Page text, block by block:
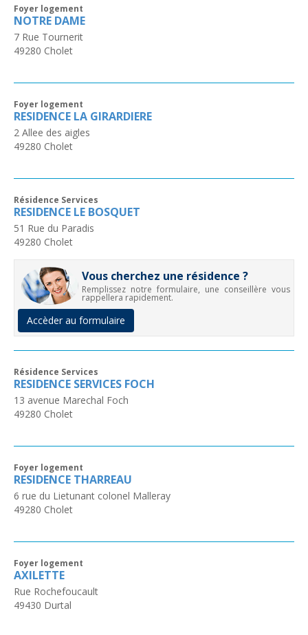
Foyer logement
NOTRE DAME
7 Rue Tournerit
49280 Cholet
Foyer logement
RESIDENCE LA GIRARDIERE
2 Allee des aigles
49280 Cholet
Résidence Services
RESIDENCE LE BOSQUET
51 Rue du Paradis
49280 Cholet
Vous cherchez une résidence ?
Remplissez notre formulaire, une conseillère vous
rappellera rapidement.
Accèder au formulaire
Résidence Services
RESIDENCE SERVICES FOCH
13 avenue Marechal Foch
49280 Cholet
Foyer logement
RESIDENCE THARREAU
6 rue du Lietunant colonel Malleray
49280 Cholet
Foyer logement
AXILETTE
Rue Rochefoucault
49430 Durtal